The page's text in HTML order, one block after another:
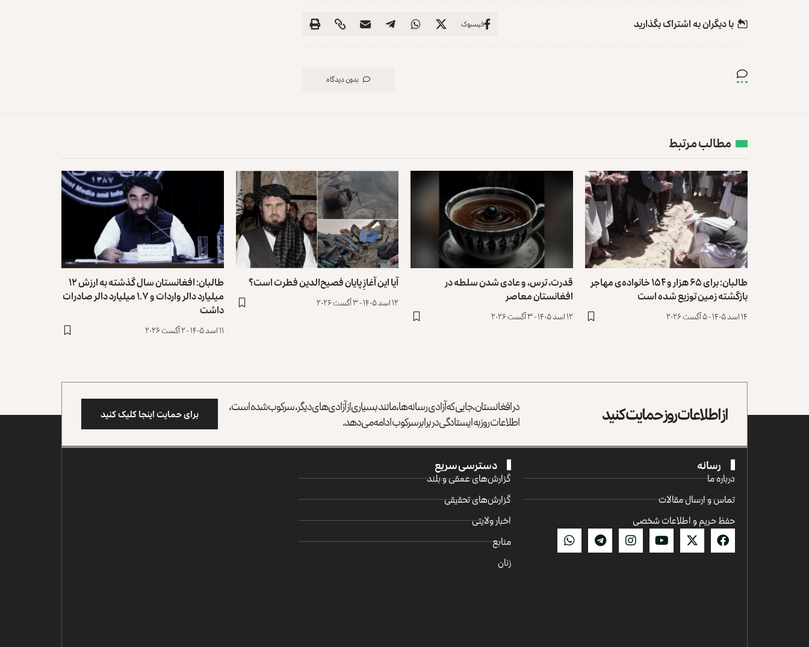
با دیگران به‌‌ اشتراک بگذارید فیسبوک
بدون دیدگاه
مطالب مرتبط
طالبان: برای ۶۵ هزار و ۱۵۴ خانواده‌ی مهاجر
بازگشته زمین توزیع ‏شده است
۱۴ اسد ۱۴۰۵ - ۵ آگست ۲۰۲۶
قدرت، ترس، و عادی ‌شدن سلطه در
افغانستان معاصر
۱۲ اسد ۱۴۰۵ - ۳ آگست ۲۰۲۶
آیا این آغازِ پایان فصیح‌الدین فطرت است؟
۱۲ اسد ۱۴۰۵ - ۳ آگست ۲۰۲۶
طالبان: افغانستان سال گذشته به ارزش ۱۲
میلیارد دالر واردات و ۱.۷ میلیارد دالر صادرات
داشت
۱۱ اسد ۱۴۰۵ - ۲ آگست ۲۰۲۶
از اطلاعات روز حمایت کنید در افغانستان، جایی که آزادی رسانه‌ها، مانند بسیاری از آزادی‌های دیگر، سرکوب شده است،
اطلاعات روز به ایستادگی در برابر سرکوب ادامه می‌دهد. برای حمایت اینجا کلیک کنید
رسانه
درباره ما
تماس و ارسال مقالات
حفظ حریم و اطلاعات شخصی
دسترسی سریع
گزارش‌‌های عمقی و بلند
گزارش‌های تحقیقی
اخبار ولایتی
منابع
زنان